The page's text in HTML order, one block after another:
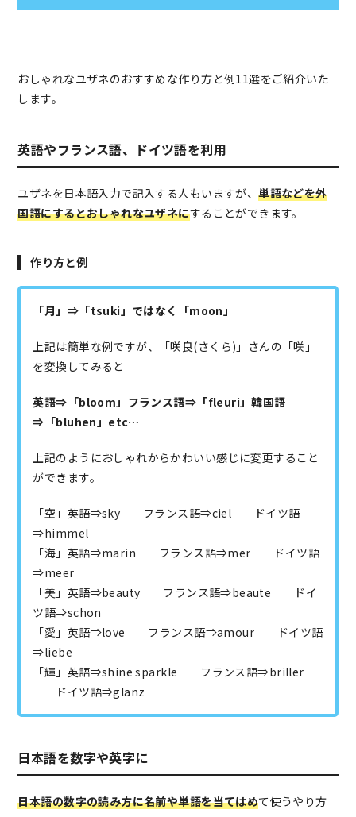
おしゃれなユザネのおすすめな作り方と例11選をご紹介いた
します。
英語やフランス語、ドイツ語を利用
ユザネを日本語入力で記入する人もいますが、単語などを外
国語にするとおしゃれなユザネにすることができます。
作り方と例
「月」⇒「tsuki」ではなく「moon」
上記は簡単な例ですが、「咲良(さくら)」さんの「咲」
を変換してみると
英語⇒「bloom」フランス語⇒「fleuri」韓国語
⇒「bluhen」etc…
上記のようにおしゃれからかわいい感じに変更すること
ができます。
「空」英語⇒sky フランス語⇒ciel ドイツ語
⇒himmel
「海」英語⇒marin フランス語⇒mer ドイツ語
⇒meer
「美」英語⇒beauty フランス語⇒beaute ドイ
ツ語⇒schon
「愛」英語⇒love フランス語⇒amour ドイツ語
⇒liebe
「輝」英語⇒shine sparkle フランス語⇒briller
ドイツ語⇒glanz
日本語を数字や英字に
日本語の数字の読み方に名前や単語を当てはめて使うやり方